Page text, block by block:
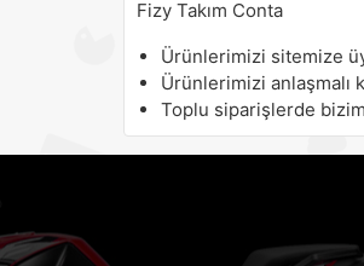
Fizy Takım Conta
Ürünlerimizi sitemize
Ürünlerimizi anlaşmalı
Toplu siparişlerde